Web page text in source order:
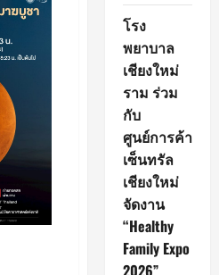
โรง
พยาบาล
เชียงใหม่
ราม ร่วม
กับ
ศูนย์การค้า
เซ็นทรัล
เชียงใหม่
จัดงาน
“Healthy
Family Expo
2026”